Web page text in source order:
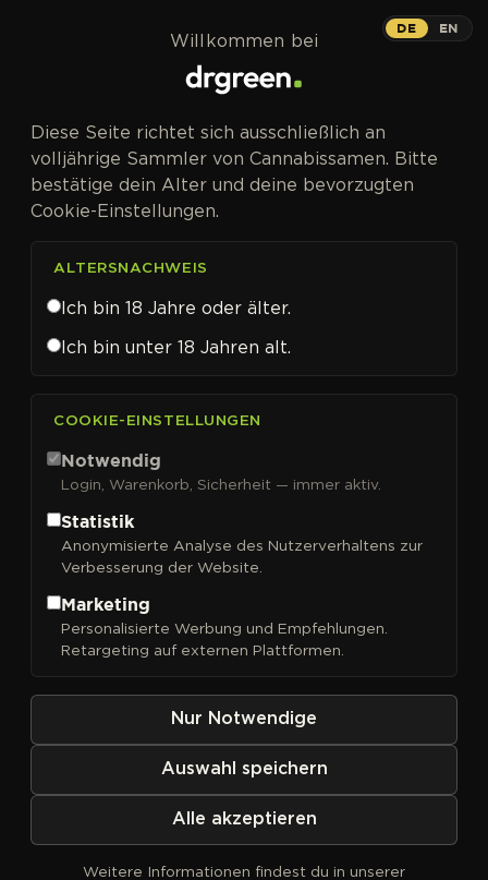
Lineage Genetics
Sortieren nach
DE EN
Willkommen bei
Diese Seite richtet sich ausschließlich an
volljährige Sammler von Cannabissamen. Bitte
bestätige dein Alter und deine bevorzugten
Cookie-Einstellungen.
ALTERSNACHWEIS
Ich bin 18 Jahre oder älter.
Ich bin unter 18 Jahren alt.
COOKIE-EINSTELLUNGEN
Notwendig
Login, Warenkorb, Sicherheit — immer aktiv.
Statistik
Anonymisierte Analyse des Nutzerverhaltens zur
Verbesserung der Website.
Marketing
Personalisierte Werbung und Empfehlungen.
Retargeting auf externen Plattformen.
Nur Notwendige
Auswahl speichern
Alle akzeptieren
Weitere Informationen findest du in unserer